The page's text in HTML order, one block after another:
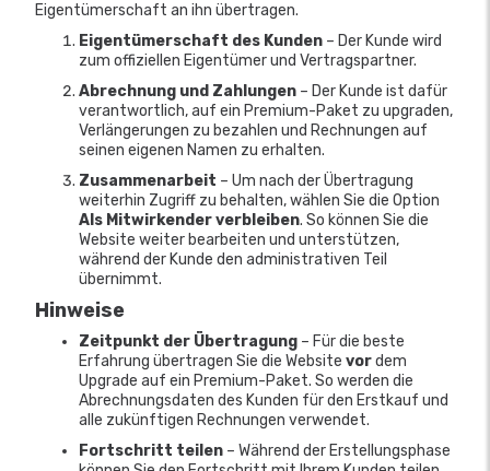
Eigentümerschaft an ihn übertragen.
Eigentümerschaft des Kunden – Der Kunde wird
zum offiziellen Eigentümer und Vertragspartner.
Abrechnung und Zahlungen – Der Kunde ist dafür
verantwortlich, auf ein Premium-Paket zu upgraden,
Verlängerungen zu bezahlen und Rechnungen auf
seinen eigenen Namen zu erhalten.
Zusammenarbeit – Um nach der Übertragung
weiterhin Zugriff zu behalten, wählen Sie die Option
Als Mitwirkender verbleiben. So können Sie die
Website weiter bearbeiten und unterstützen,
während der Kunde den administrativen Teil
übernimmt.
Hinweise
Zeitpunkt der Übertragung – Für die beste
Erfahrung übertragen Sie die Website vordem
Upgrade auf ein Premium-Paket. So werden die
Abrechnungsdaten des Kunden für den Erstkauf und
alle zukünftigen Rechnungen verwendet.
Fortschritt teilen – Während der Erstellungsphase